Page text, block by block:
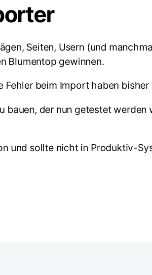
Seiten, Usern (und
Blumentop gewinnen.
beim Import haben
bauen, der nun getestet
und sollte nicht in Produktiv-